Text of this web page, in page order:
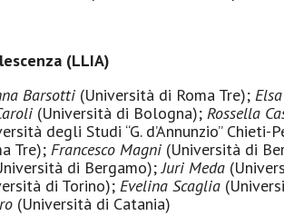
(LLIA)
Barsotti (Università di Roma Tre);
(Università di Bologna); Rossella
degli Studi “G. d’Annunzio” Chieti-
Tre); Francesco Magni (Università di
di Bergamo);Juri Meda
di Torino); Evelina Scaglia
(Università di Catania)